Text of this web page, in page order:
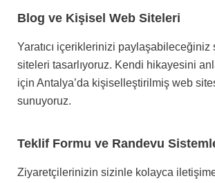
Blog ve Kişisel Web Siteleri
Yaratıcı içeriklerinizi paylaşabileceğiniz
siteleri tasarlıyoruz. Kendi hikayesini
için Antalya’da kişiselleştirilmiş web
sunuyoruz.
Teklif Formu ve Randevu
Ziyaretçilerinizin sizinle kolayca